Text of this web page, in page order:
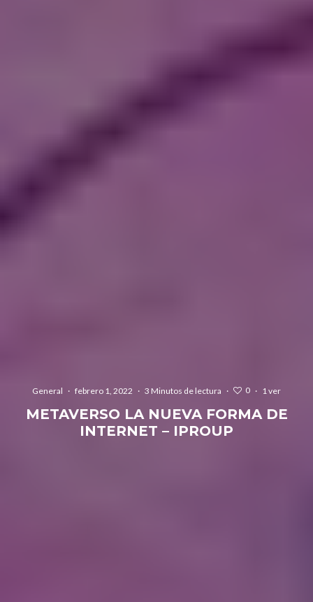
General · febrero 1, 2022 · 3 Minutos de lectura · 0 · 1 ver
METAVERSO LA NUEVA FORMA DE
INTERNET – IPROUP